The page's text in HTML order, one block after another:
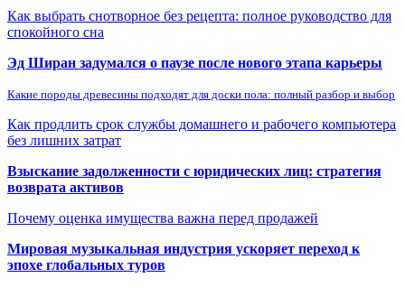
Как выбрать снотворное без рецепта: полное руководство для
спокойного сна
Эд Ширан задумался о паузе после нового этапа карьеры
Какие породы древесины подходят для доски пола: полный разбор и выбор
Как продлить срок службы домашнего и рабочего компьютера
без лишних затрат
Взыскание задолженности с юридических лиц: стратегия
возврата активов
Почему оценка имущества важна перед продажей
Мировая музыкальная индустрия ускоряет переход к
эпохе глобальных туров